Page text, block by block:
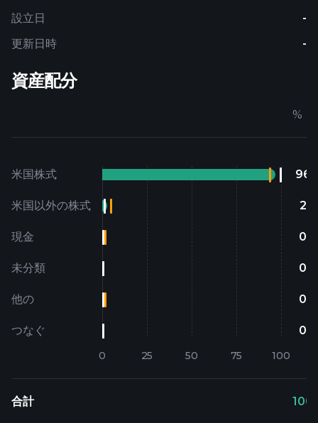
設立日
-
更新日時
-
資産配分
%
米国株式
米国以外の株式
現金
未分類
他の
つなぐ
合計